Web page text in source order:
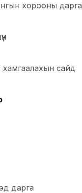
хорооны дарга
хамгаалахын сайд
дарга